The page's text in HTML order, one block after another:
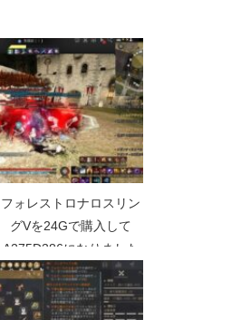
フォレストロナロスリン
グVを24Gで購入して
A275D386になりました
【黒い砂漠Part3677】